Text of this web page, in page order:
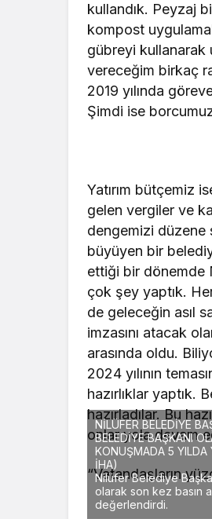
kullandık. Peyzaj
kompost
gübreyi kullanarak
vereceğim birkaç
2019 yılında
Şimdi ise
Yatırım bütçemiz
gelen vergiler ve
dengemizi düzene
büyüyen bir
ettiği bir dönemde
çok şey yaptık.
de geleceğin asıl
imzasını atacak
arasında oldu.
2024 yılının
hazırlıklar yaptık.
hazırladılar. Bu
onlar yola devam
“Vatandaşların
NİLÜFER BELEDİYE
BELEDİYE BAŞKANI
KONUŞMADA 5 YILDA
İHA)
Nilüfer Belediye
olarak son kez basın
değerlendirdi.